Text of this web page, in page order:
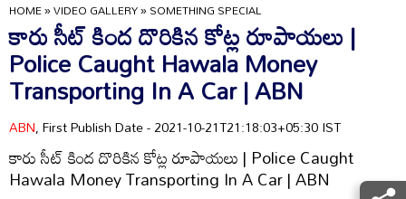
HOME»VIDEO GALLERY»SOMETHING SPECIAL
కారు సీట్ కింద దొరికిన కోట్ల రూపాయలు |
Police Caught Hawala Money
Transporting In A Car | ABN
ABN, First Publish Date - 2021-10-21T21:18:03+05:30 IST
కారు సీట్ కింద దొరికిన కోట్ల రూపాయలు | Police Caught
Hawala Money Transporting In A Car | ABN